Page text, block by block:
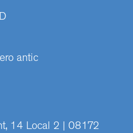
antic
14 Local 2 | 08172